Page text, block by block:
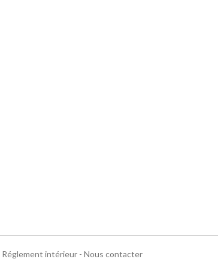
Réglement intérieur- Nous contacter